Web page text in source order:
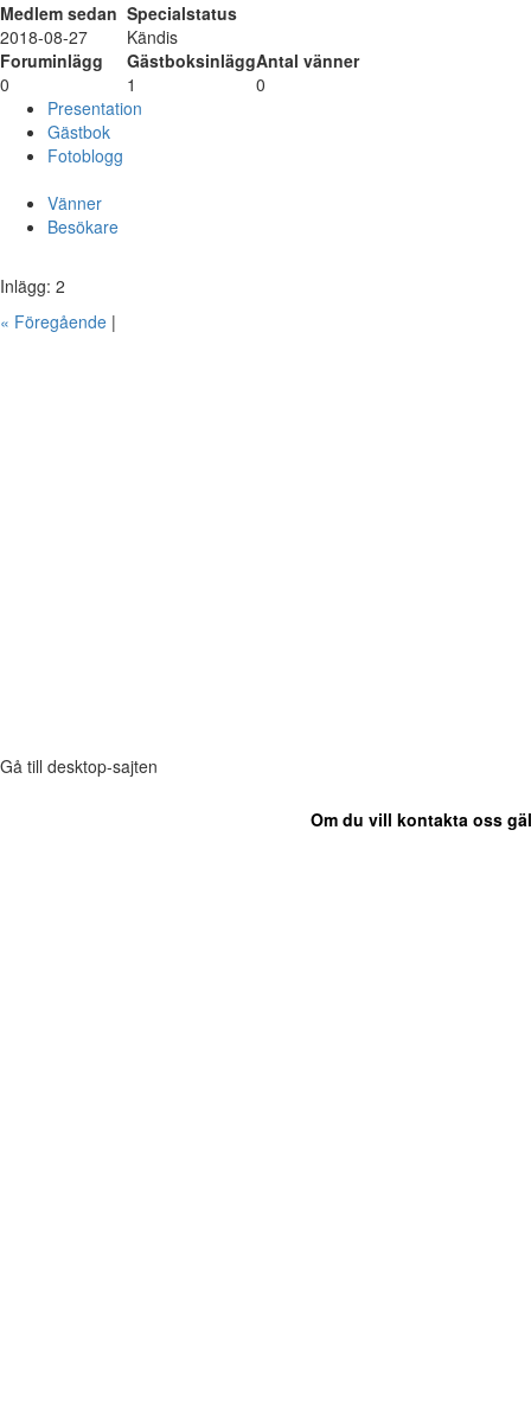
Medlem sedan Specialstatus
2018-08-27
Kändis
Foruminlägg
GästboksinläggAntal vänner
0
1
0
Presentation
Gästbok
Fotoblogg
Vänner
Besökare
Inlägg: 2
« Föregående |
Gå till desktop-sajten
Om du vill kontakta oss